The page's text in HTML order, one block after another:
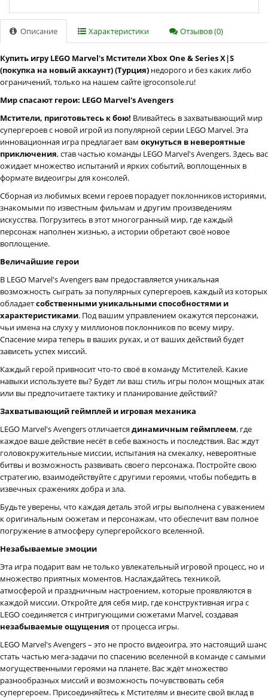
Описание Характеристики Отзывов (0)
Купить игру LEGO Marvel's Мстители Xbox One & Series X|S
(покупка на новый аккаунт) (Турция) недорого и без каких либо
ограничений, только на нашем сайте igroconsole.ru!
Мир спасают герои: LEGO Marvel's Avengers
Мстители, приготовьтесь к бою! Вливайтесь в захватывающий мир
супергероев с новой игрой из популярной серии LEGO Marvel. Эта
инновационная игра предлагает вам окунуться в невероятные
приключения, став частью команды LEGO Marvel's Avengers. Здесь вас
ожидает множество испытаний и ярких событий, воплощенных в
формате видеоигры для консолей.
Сборная из любимых всеми героев порадует поклонников историями,
знакомыми по известным фильмам и другим произведениям
искусства. Погрузитесь в этот многогранный мир, где каждый
персонаж наполнен жизнью, а истории обретают своё новое
воплощение.
Величайшие герои
В LEGO Marvel's Avengers вам предоставляется уникальная
возможность сыграть за популярных супергероев, каждый из которых
обладаетсобственными уникальными способностями и
характеристиками. Под вашим управлением окажутся персонажи,
чьи имена на слуху у миллионов поклонников по всему миру.
Спасение мира теперь в ваших руках, и от ваших действий будет
зависеть успех миссий.
Каждый герой привносит что-то своё в команду Мстителей. Какие
навыки используете вы? Будет ли ваш стиль игры полон мощных атак
или вы предпочитаете тактику и планирование действий?
Захватывающий геймплей и игровая механика
LEGO Marvel's Avengers отличается динамичным геймплеем, где
каждое ваше действие несёт в себе важность и последствия. Вас ждут
головокружительные миссии, испытания на смекалку, невероятные
битвы и возможность развивать своего персонажа. Постройте свою
стратегию, взаимодействуйте с другими героями, чтобы победить в
извечных сражениях добра и зла.
Будьте уверены, что каждая деталь этой игры выполнена с уважением
к оригинальным сюжетам и персонажам, что обеспечит вам полное
погружение в атмосферу супергеройского вселенной.
Незабываемые эмоции
Эта игра подарит вам не только увлекательный игровой процесс, но и
множество приятных моментов. Наслаждайтесь техникой,
атмосферой и праздничным настроением, которые проявляются в
каждой миссии. Откройте для себя мир, где конструктивная игра с
LEGO соединяется с интригующими сюжетами Marvel, создавая
незабываемые ощущения от процесса игры.
LEGO Marvel's Avengers – это не просто видеоигра, это настоящий шанс
стать частью мега-задачи по спасению вселенной в команде с самыми
могущественными героями на планете. Вас ждёт множество
разнообразных миссий и возможность почувствовать себя
супергероем. Присоединяйтесь к Мстителям и внесите свой вклад в